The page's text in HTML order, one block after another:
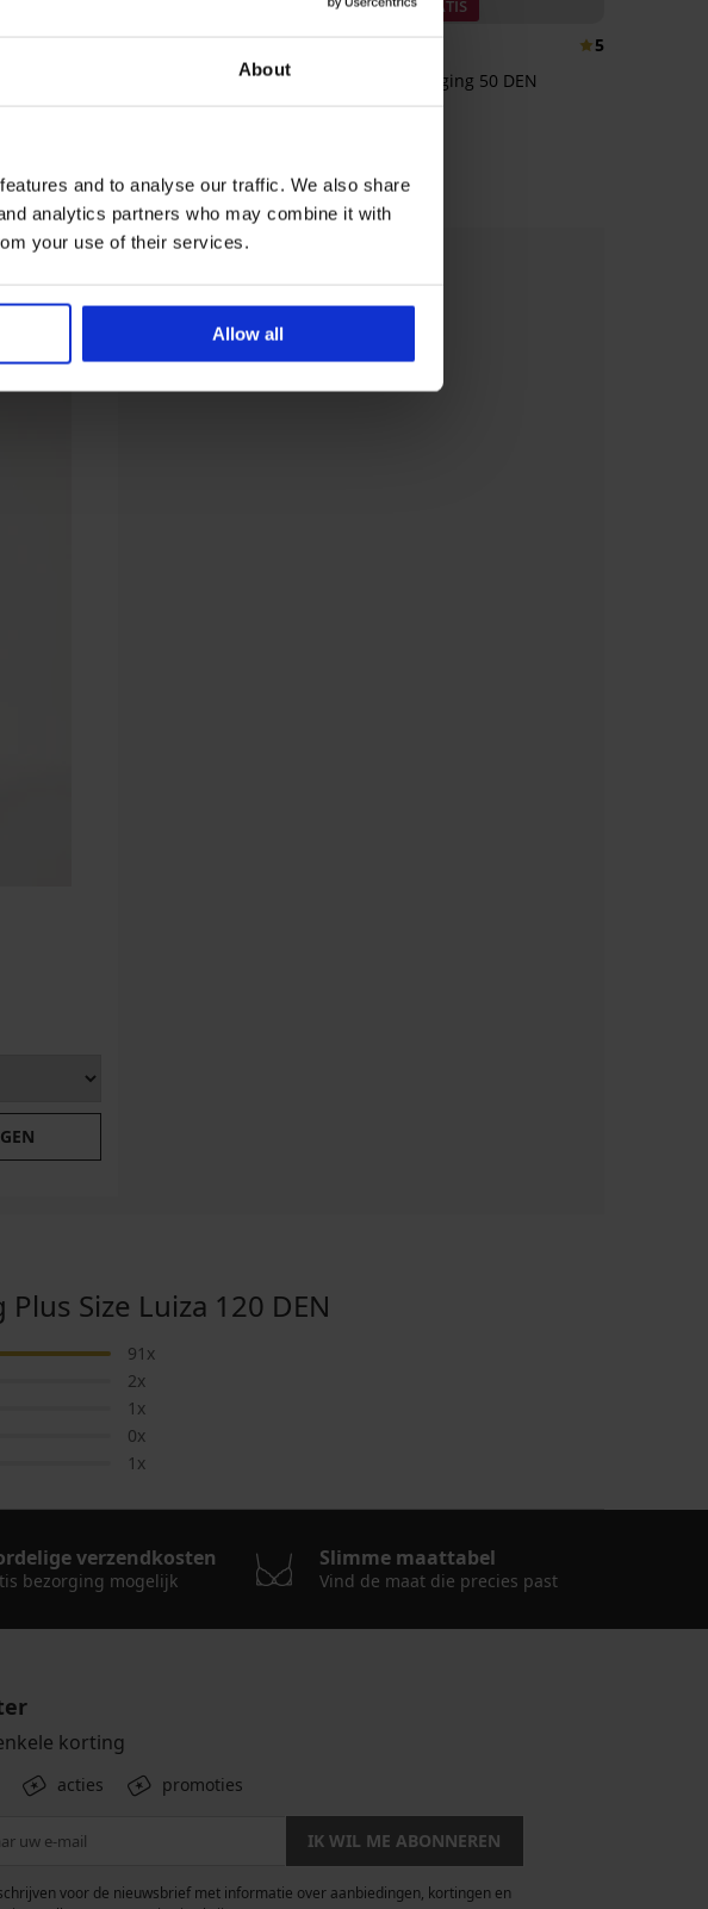
About
and to analyse our traffic. We also share
analytics partners who may combine it with
your use of their services.
Allow all
5
Hold On
5
Hold-ups Emotion Hold On
2+1 GRATIS
5
Pantylegging 50 DEN
10,99 €
Size Luiza 120 DEN
91x
2x
1x
0x
1x
verzendkosten
bezorging mogelijk
Slimme maattabel
Vind de maat die precies past
korting
acties promoties
IK WIL ME ABONNEREN
voor de nieuwsbrief met informatie over aanbiedingen, kortingen en